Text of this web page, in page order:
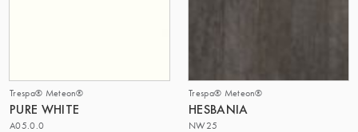
Trespa® Meteon®
PURE WHITE
A05.0.0
Trespa® Meteon®
HESBANIA
NW25